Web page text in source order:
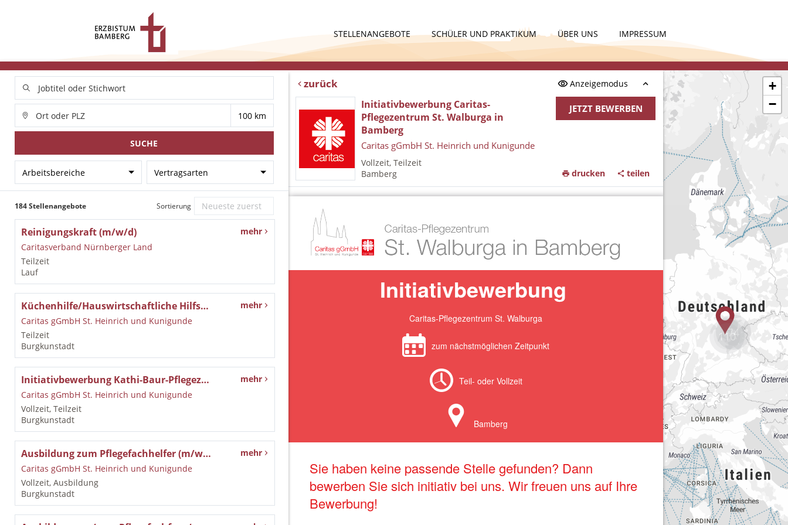
STELLENANGEBOTE SCHÜLER UND PRAKTIKUM ÜBER UNS IMPRESSUM
SUCHE
Arbeitsbereiche Vertragsarten
184 Stellenangebote Sortierung
Reinigungskraft (m/w/d)
Caritasverband Nürnberger Land
Teilzeit
Lauf
mehr
Küchenhilfe/Hauswirtschaftliche Hilfskraft (m/w/d)
Caritas gGmbH St. Heinrich und Kunigunde
Teilzeit
Burgkunstadt
mehr
Initiativbewerbung Kathi-Baur-Pflegezentrum St. Heinrich in Burgkunstadt
Caritas gGmbH St. Heinrich und Kunigunde
Vollzeit, Teilzeit
Burgkunstadt
mehr
Ausbildung zum Pflegefachhelfer (m/w/d)
Caritas gGmbH St. Heinrich und Kunigunde
Vollzeit, Ausbildung
Burgkunstadt
mehr
zurück Anzeigemodus
Initiativbewerbung Caritas-
Pflegezentrum St. Walburga in
Bamberg
Caritas gGmbH St. Heinrich und Kunigunde
Vollzeit, Teilzeit
Bamberg
JETZT BEWERBEN
drucken teilen
110
74
+
−